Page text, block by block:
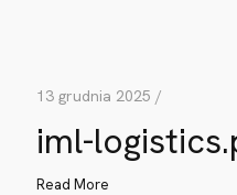
13 grudnia 2025 /
iml-
Read More